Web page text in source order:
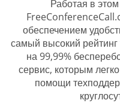
Работая в
обеспечением
самый высокий рейтинг
на 99,99%
сервис, которым
помощи